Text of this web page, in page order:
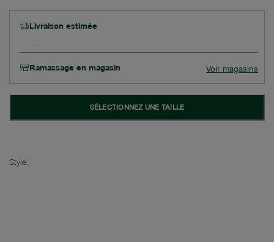
Livraison estimée
Ramassage en magasin Voir magasins
SÉLECTIONNEZ UNE TAILLE
Style: